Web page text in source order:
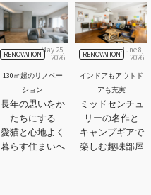
RENOVATIONMay 25,
2026
130㎡超のリノベー
ション
長年の思いをか
たちにする
愛猫と心地よく
暮らす住まいへ
RENOVATIONJune 8,
2026
インドアもアウトド
アも充実
ミッドセンチュ
リーの名作と
キャンプギアで
楽しむ趣味部屋